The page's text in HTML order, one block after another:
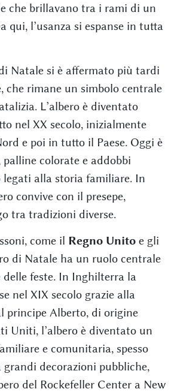
che brillavano tra i rami di un
qui, l’usanza si espanse in tutta
Natale si è affermato più tardi
che rimane un simbolo centrale
L’albero è diventato
nel XX secolo, inizialmente
e poi in tutto il Paese. Oggi è
colorate e addobbi
legati alla storia familiare. In
convive con il presepe,
tra tradizioni diverse.
come il Regno Unito e gli
di Natale ha un ruolo centrale
delle feste. In Inghilterra la
nel XIX secolo grazie alla
principe Alberto, di origine
Uniti, l’albero è diventato un
e comunitaria, spesso
grandi decorazioni pubbliche,
del Rockefeller Center a New